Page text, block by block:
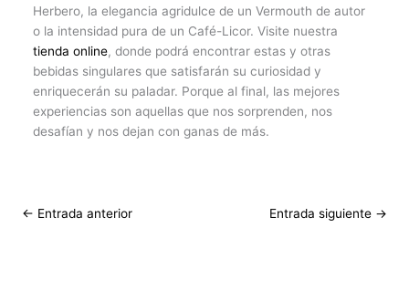
Herbero, la elegancia agridulce de un Vermouth de autor
o la intensidad pura de un Café-Licor. Visite nuestra
tienda online, donde podrá encontrar estas y otras
bebidas singulares que satisfarán su curiosidad y
enriquecerán su paladar. Porque al final, las mejores
experiencias son aquellas que nos sorprenden, nos
desafían y nos dejan con ganas de más.
← Entrada anterior Entrada siguiente →